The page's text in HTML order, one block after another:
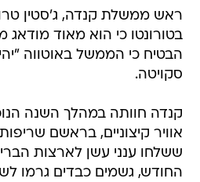
ראש ממשלת קנדה, ג'סטין
בטורונטו כי הוא מאוד מודאג
הבטיח כי הממשל באוטווה
סקויטה.
קנדה חוותה במהלך השנה
אוויר קיצוניים, בראשם
ששלחו ענני עשן לארצות
החודש, גשמים כבדים גרמו